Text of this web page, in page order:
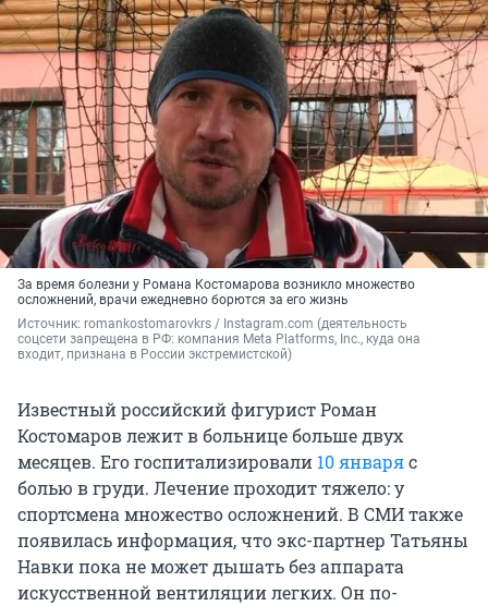
За время болезни у Романа Костомарова возникло множество
осложнений, врачи ежедневно борются за его жизнь
Источник: romankostomarovkrs / Instagram.com (деятельность
соцсети запрещена в РФ: компания Meta Platforms, Inc., куда она
входит, признана в России экстремистской)
Известный российский фигурист Роман
Костомаров лежит в больнице больше двух
месяцев. Его госпитализировали 10 январяс
болью в груди. Лечение проходит тяжело: у
спортсмена множество осложнений. В СМИ также
появилась информация, что экс-партнер Татьяны
Навки пока не может дышать без аппарата
искусственной вентиляции легких. Он по-